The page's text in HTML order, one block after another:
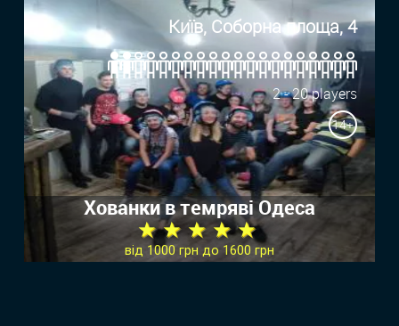
Київ, Соборна площа, 4
2 - 20 players
14+
Хованки в темряві Одеса
★ ★ ★ ★ ★
від 1000 грн до 1600 грн